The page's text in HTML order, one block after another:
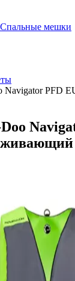
Спальные мешки
Navigator PFD